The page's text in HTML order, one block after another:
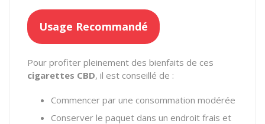
Usage Recommandé
Pour profiter pleinement des bienfaits de ces
cigarettes CBD, il est conseillé de :
Commencer par une consommation modérée
Conserver le paquet dans un endroit frais et